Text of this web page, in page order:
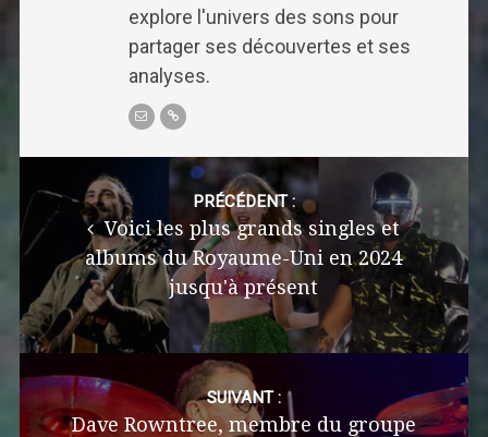
explore l'univers des sons pour
partager ses découvertes et ses
analyses.
navigation
PRÉCÉDENT :
Voici les plus grands singles et
albums du Royaume-Uni en 2024
jusqu'à présent
SUIVANT :
Dave Rowntree, membre du groupe